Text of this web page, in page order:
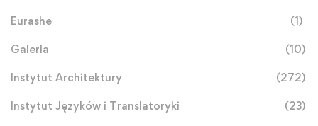
Eurashe (1)
Galeria (10)
Instytut Architektury (272)
Instytut Języków i Translatoryki (23)